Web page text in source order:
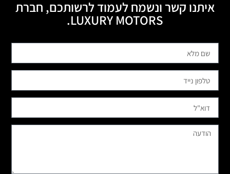
איתנו קשר ונשמח לעמוד לרשותכם, חברת
LUXURY MOTORS.